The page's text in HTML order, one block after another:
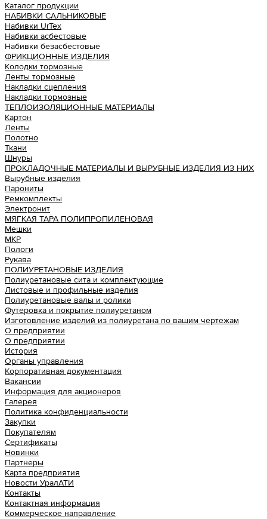
Каталог продукции
НАБИВКИ САЛЬНИКОВЫЕ
Набивки UrTex
Набивки асбестовые
Набивки безасбестовые
ФРИКЦИОННЫЕ ИЗДЕЛИЯ
Колодки тормозные
Ленты тормозные
Накладки сцепления
Накладки тормозные
ТЕПЛОИЗОЛЯЦИОННЫЕ МАТЕРИАЛЫ
Картон
Ленты
Полотно
Ткани
Шнуры
ПРОКЛАДОЧНЫЕ МАТЕРИАЛЫ И ВЫРУБНЫЕ ИЗДЕЛИЯ ИЗ НИХ
Вырубные изделия
Парониты
Ремкомплекты
Электронит
МЯГКАЯ ТАРА ПОЛИПРОПИЛЕНОВАЯ
Мешки
МКР
Пологи
Рукава
ПОЛИУРЕТАНОВЫЕ ИЗДЕЛИЯ
Полиуретановые сита и комплектующие
Листовые и профильные изделия
Полиуретановые валы и ролики
Футеровка и покрытие полиуретаном
Изготовление изделий из полиуретана по вашим чертежам
О предприятии
О предприятии
История
Органы управления
Корпоративная документация
Вакансии
Информация для акционеров
Галерея
Политика конфиденциальности
Закупки
Покупателям
Сертификаты
Новинки
Партнеры
Карта предприятия
Новости УралАТИ
Контакты
Контактная информация
Коммерческое направление